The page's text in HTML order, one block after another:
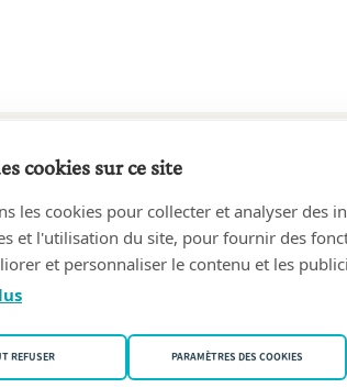
au aujourd'hui
- notarisvennootschap(9100 Sint-Niklaas)
cookies sur ce site
les cookies pour collecter et analyser des
et l'utilisation du site, pour fournir des
et personnaliser le contenu et les
REFUSER PARAMÈTRES DES COOKIES